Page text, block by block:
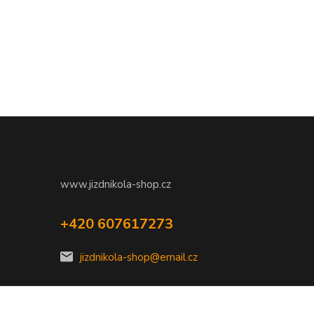
www.jizdnikola-shop.cz
+420 607617273
jizdnikola-shop@email.cz